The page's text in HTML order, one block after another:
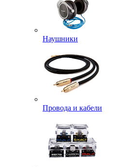
Наушники
Провода и кабели